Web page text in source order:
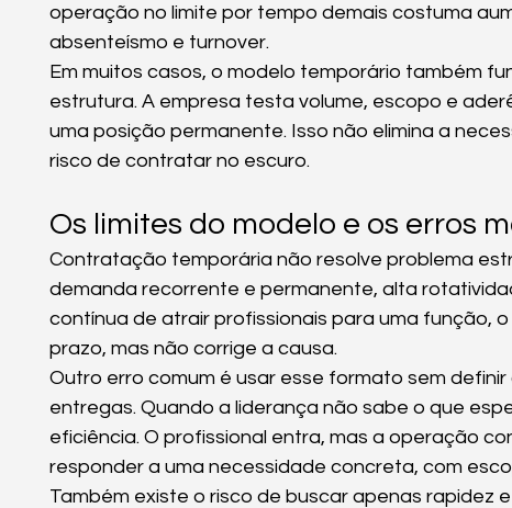
operação no limite por tempo demais costuma
absenteísmo e turnover.
Em muitos casos, o modelo temporário também
estrutura. A empresa testa volume, escopo e
uma posição permanente. Isso não elimina a
risco de contratar no escuro.
Os limites do modelo e os erros
Contratação temporária não resolve problema
demanda recorrente e permanente, alta
contínua de atrair profissionais para uma função,
prazo, mas não corrige a causa.
Outro erro comum é usar esse formato sem
entregas. Quando a liderança não sabe o que
eficiência. O profissional entra, mas a operação
responder a uma necessidade concreta, com
Também existe o risco de buscar apenas rapidez